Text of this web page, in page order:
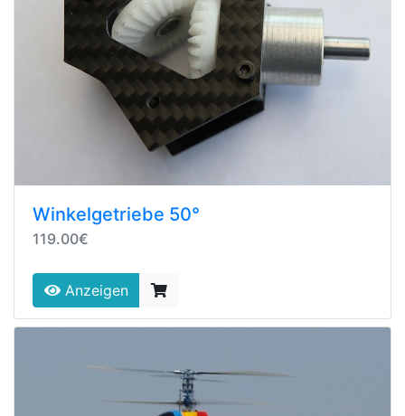
Winkelgetriebe 50°
119.00€
Anzeigen